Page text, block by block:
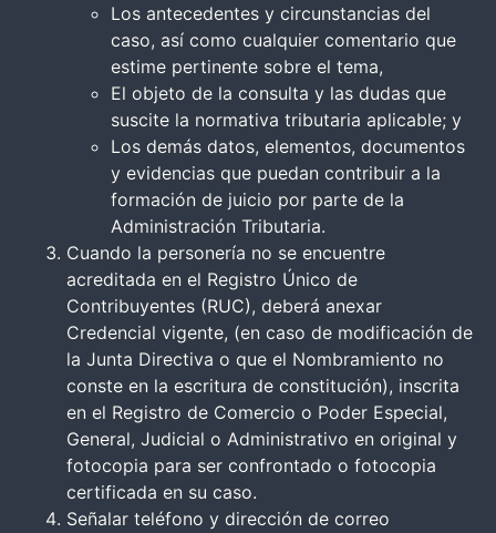
Los antecedentes y circunstancias del
caso, así como cualquier comentario que
estime pertinente sobre el tema,
El objeto de la consulta y las dudas que
suscite la normativa tributaria aplicable; y
Los demás datos, elementos, documentos
y evidencias que puedan contribuir a la
formación de juicio por parte de la
Administración Tributaria.
Cuando la personería no se encuentre
acreditada en el Registro Único de
Contribuyentes (RUC), deberá anexar
Credencial vigente, (en caso de modificación de
la Junta Directiva o que el Nombramiento no
conste en la escritura de constitución), inscrita
en el Registro de Comercio o Poder Especial,
General, Judicial o Administrativo en original y
fotocopia para ser confrontado o fotocopia
certificada en su caso.
Señalar teléfono y dirección de correo